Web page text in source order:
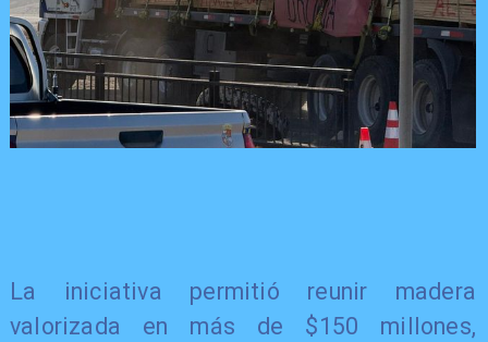
​La iniciativa permitió reunir madera
valorizada en más de $150 millones,